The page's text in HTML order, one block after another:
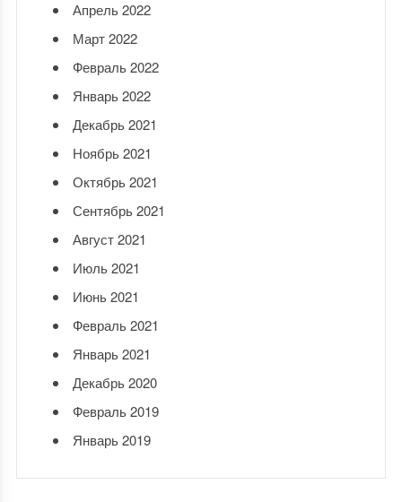
Апрель 2022
Март 2022
Февраль 2022
Январь 2022
Декабрь 2021
Ноябрь 2021
Октябрь 2021
Сентябрь 2021
Август 2021
Июль 2021
Июнь 2021
Февраль 2021
Январь 2021
Декабрь 2020
Февраль 2019
Январь 2019